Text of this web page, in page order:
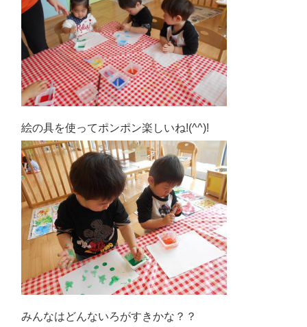
絵の具を使ってポンポン楽しいね!(^^)!
みんなはどんないろがすきかな？？